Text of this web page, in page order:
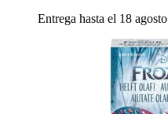
Entrega hasta el 18 agosto